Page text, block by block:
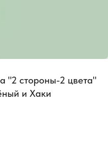
"2 стороны-2 цвета"
и Хаки